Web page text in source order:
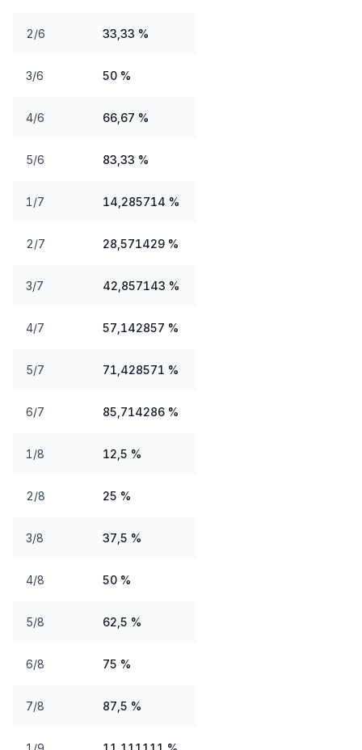
2/6 33,33 %
3/6 50 %
4/6 66,67 %
5/6 83,33 %
1/7 14,285714 %
2/7 28,571429 %
3/7 42,857143 %
4/7 57,142857 %
5/7 71,428571 %
6/7 85,714286 %
1/8 12,5 %
2/8 25 %
3/8 37,5 %
4/8 50 %
5/8 62,5 %
6/8 75 %
7/8 87,5 %